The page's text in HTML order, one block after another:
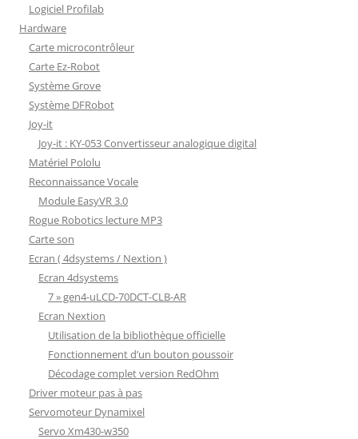
Logiciel Profilab
Hardware
Carte microcontrôleur
Carte Ez-Robot
Système Grove
Système DFRobot
Joy-it
Joy-it : KY-053 Convertisseur analogique digital
Matériel Pololu
Reconnaissance Vocale
Module EasyVR 3.0
Rogue Robotics lecture MP3
Carte son
Ecran ( 4dsystems / Nextion )
Ecran 4dsystems
7 » gen4-uLCD-70DCT-CLB-AR
Ecran Nextion
Utilisation de la bibliothèque officielle
Fonctionnement d’un bouton poussoir
Décodage complet version RedOhm
Driver moteur pas à pas
Servomoteur Dynamixel
Servo Xm430-w350